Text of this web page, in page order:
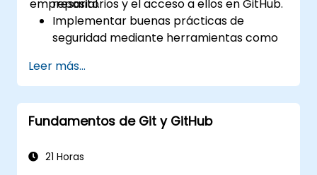
empresarial.
repositorios y el acceso a ellos en GitHub.
Implementar buenas prácticas de
seguridad mediante herramientas como
Crear, reutilizar y mantener acciones
(Actions) y flujos de trabajo en GitHub.
Monitorear y auditar la actividad para
garantizar el cumplimiento normativo y la
Leer más...
Fundamentos de Git y GitHub
21 Horas